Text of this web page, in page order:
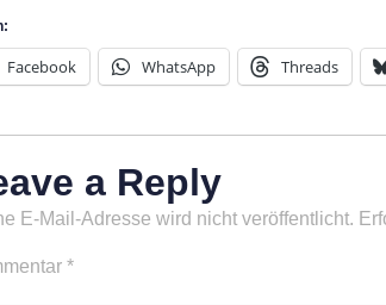
Facebook WhatsApp Threads
a Reply
E-Mail-Adresse wird nicht veröffentlicht.
*